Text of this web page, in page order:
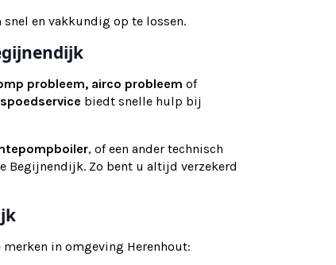
en vakkundig op te lossen.
probleem, airco probleem of
spoedservice biedt snelle hulp bij
, of een ander technisch
Begijnendijk. Zo bent u altijd verzekerd
in omgeving Herenhout: